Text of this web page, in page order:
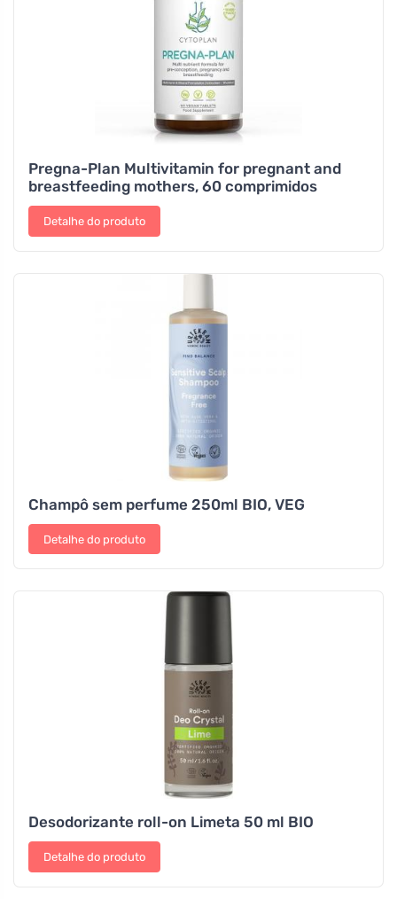
Pregna-Plan Multivitamin for pregnant and
breastfeeding mothers, 60 comprimidos
Detalhe do produto
Champô sem perfume 250ml BIO, VEG
Detalhe do produto
Desodorizante roll-on Limeta 50 ml BIO
Detalhe do produto